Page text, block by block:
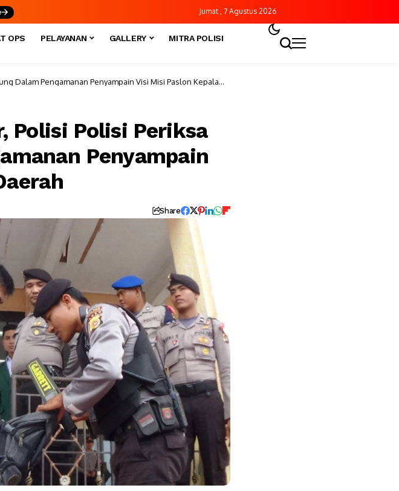
Jumat , 7 Agustus 2026
OPS PELAYANAN GALLERY MITRA POLISI
Dalam Pengamanan Penyampain Visi Misi Paslon Kepala
Polisi Polisi Periksa
Penyampain
Share